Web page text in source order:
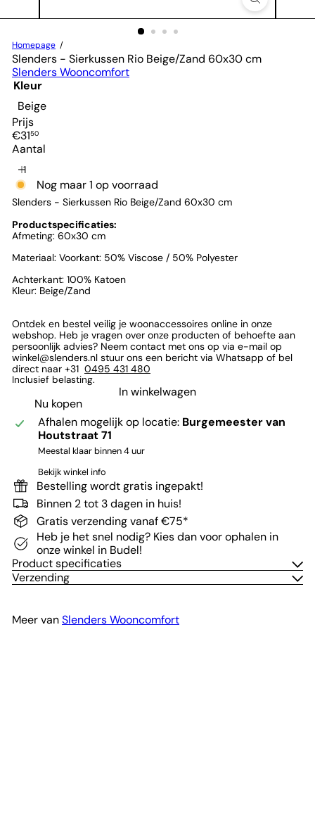
Homepage
Slenders - Sierkussen Rio Beige/Zand 60x30 cm
Slenders Wooncomfort
Kleur
Beige
Prijs
Normale
prijs
€3150
Aantal
Nog maar 1 op voorraad
Slenders - Sierkussen Rio Beige/Zand 60x30 cm
Productspecificaties:
Afmeting: 60x30 cm
Materiaal: Voorkant: 50% Viscose / 50% Polyester
Achterkant: 100% Katoen
Kleur: Beige/Zand
Ontdek en bestel veilig je woonaccessoires online in onze
webshop. Heb je vragen over onze producten of behoefte aan
persoonlijk advies? Neem contact met ons op via e-mail op
winkel@slenders.nl stuur ons een bericht via Whatsapp of bel
direct naar +31 0495 431 480
Inclusief belasting.
In winkelwagen
Nu kopen
Afhalen mogelijk op locatie: Burgemeester van
Houtstraat 71
Meestal klaar binnen 4 uur
Bekijk winkel info
Bestelling wordt gratis ingepakt!
Binnen 2 tot 3 dagen in huis!
Gratis verzending vanaf €75*
Heb je het snel nodig? Kies dan voor ophalen in
onze winkel in Budel!
Product specificaties
Verzending
Meer vanSlenders Wooncomfort